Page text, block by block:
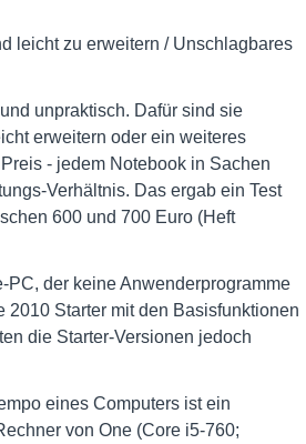
leicht zu erweitern / Unschlagbares
unpraktisch. Dafür sind sie
erweitern oder ein weiteres
- jedem Notebook in Sachen
Verhältnis. Das ergab ein Test
600 und 700 Euro (Heft
der keine Anwenderprogramme
2010 Starter mit den Basisfunktionen
die Starter-Versionen jedoch
eines Computers ist ein
von One (Core i5-760;